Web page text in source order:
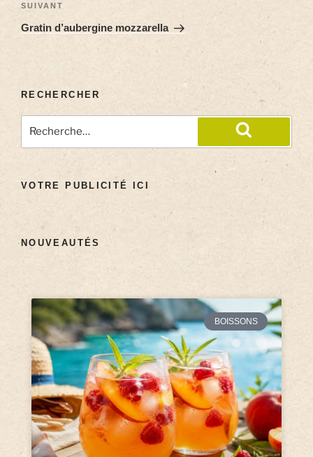
SUIVANT
Gratin d’aubergine mozzarella
RECHERCHER
VOTRE PUBLICITÉ ICI
NOUVEAUTÉS
BOISSONS